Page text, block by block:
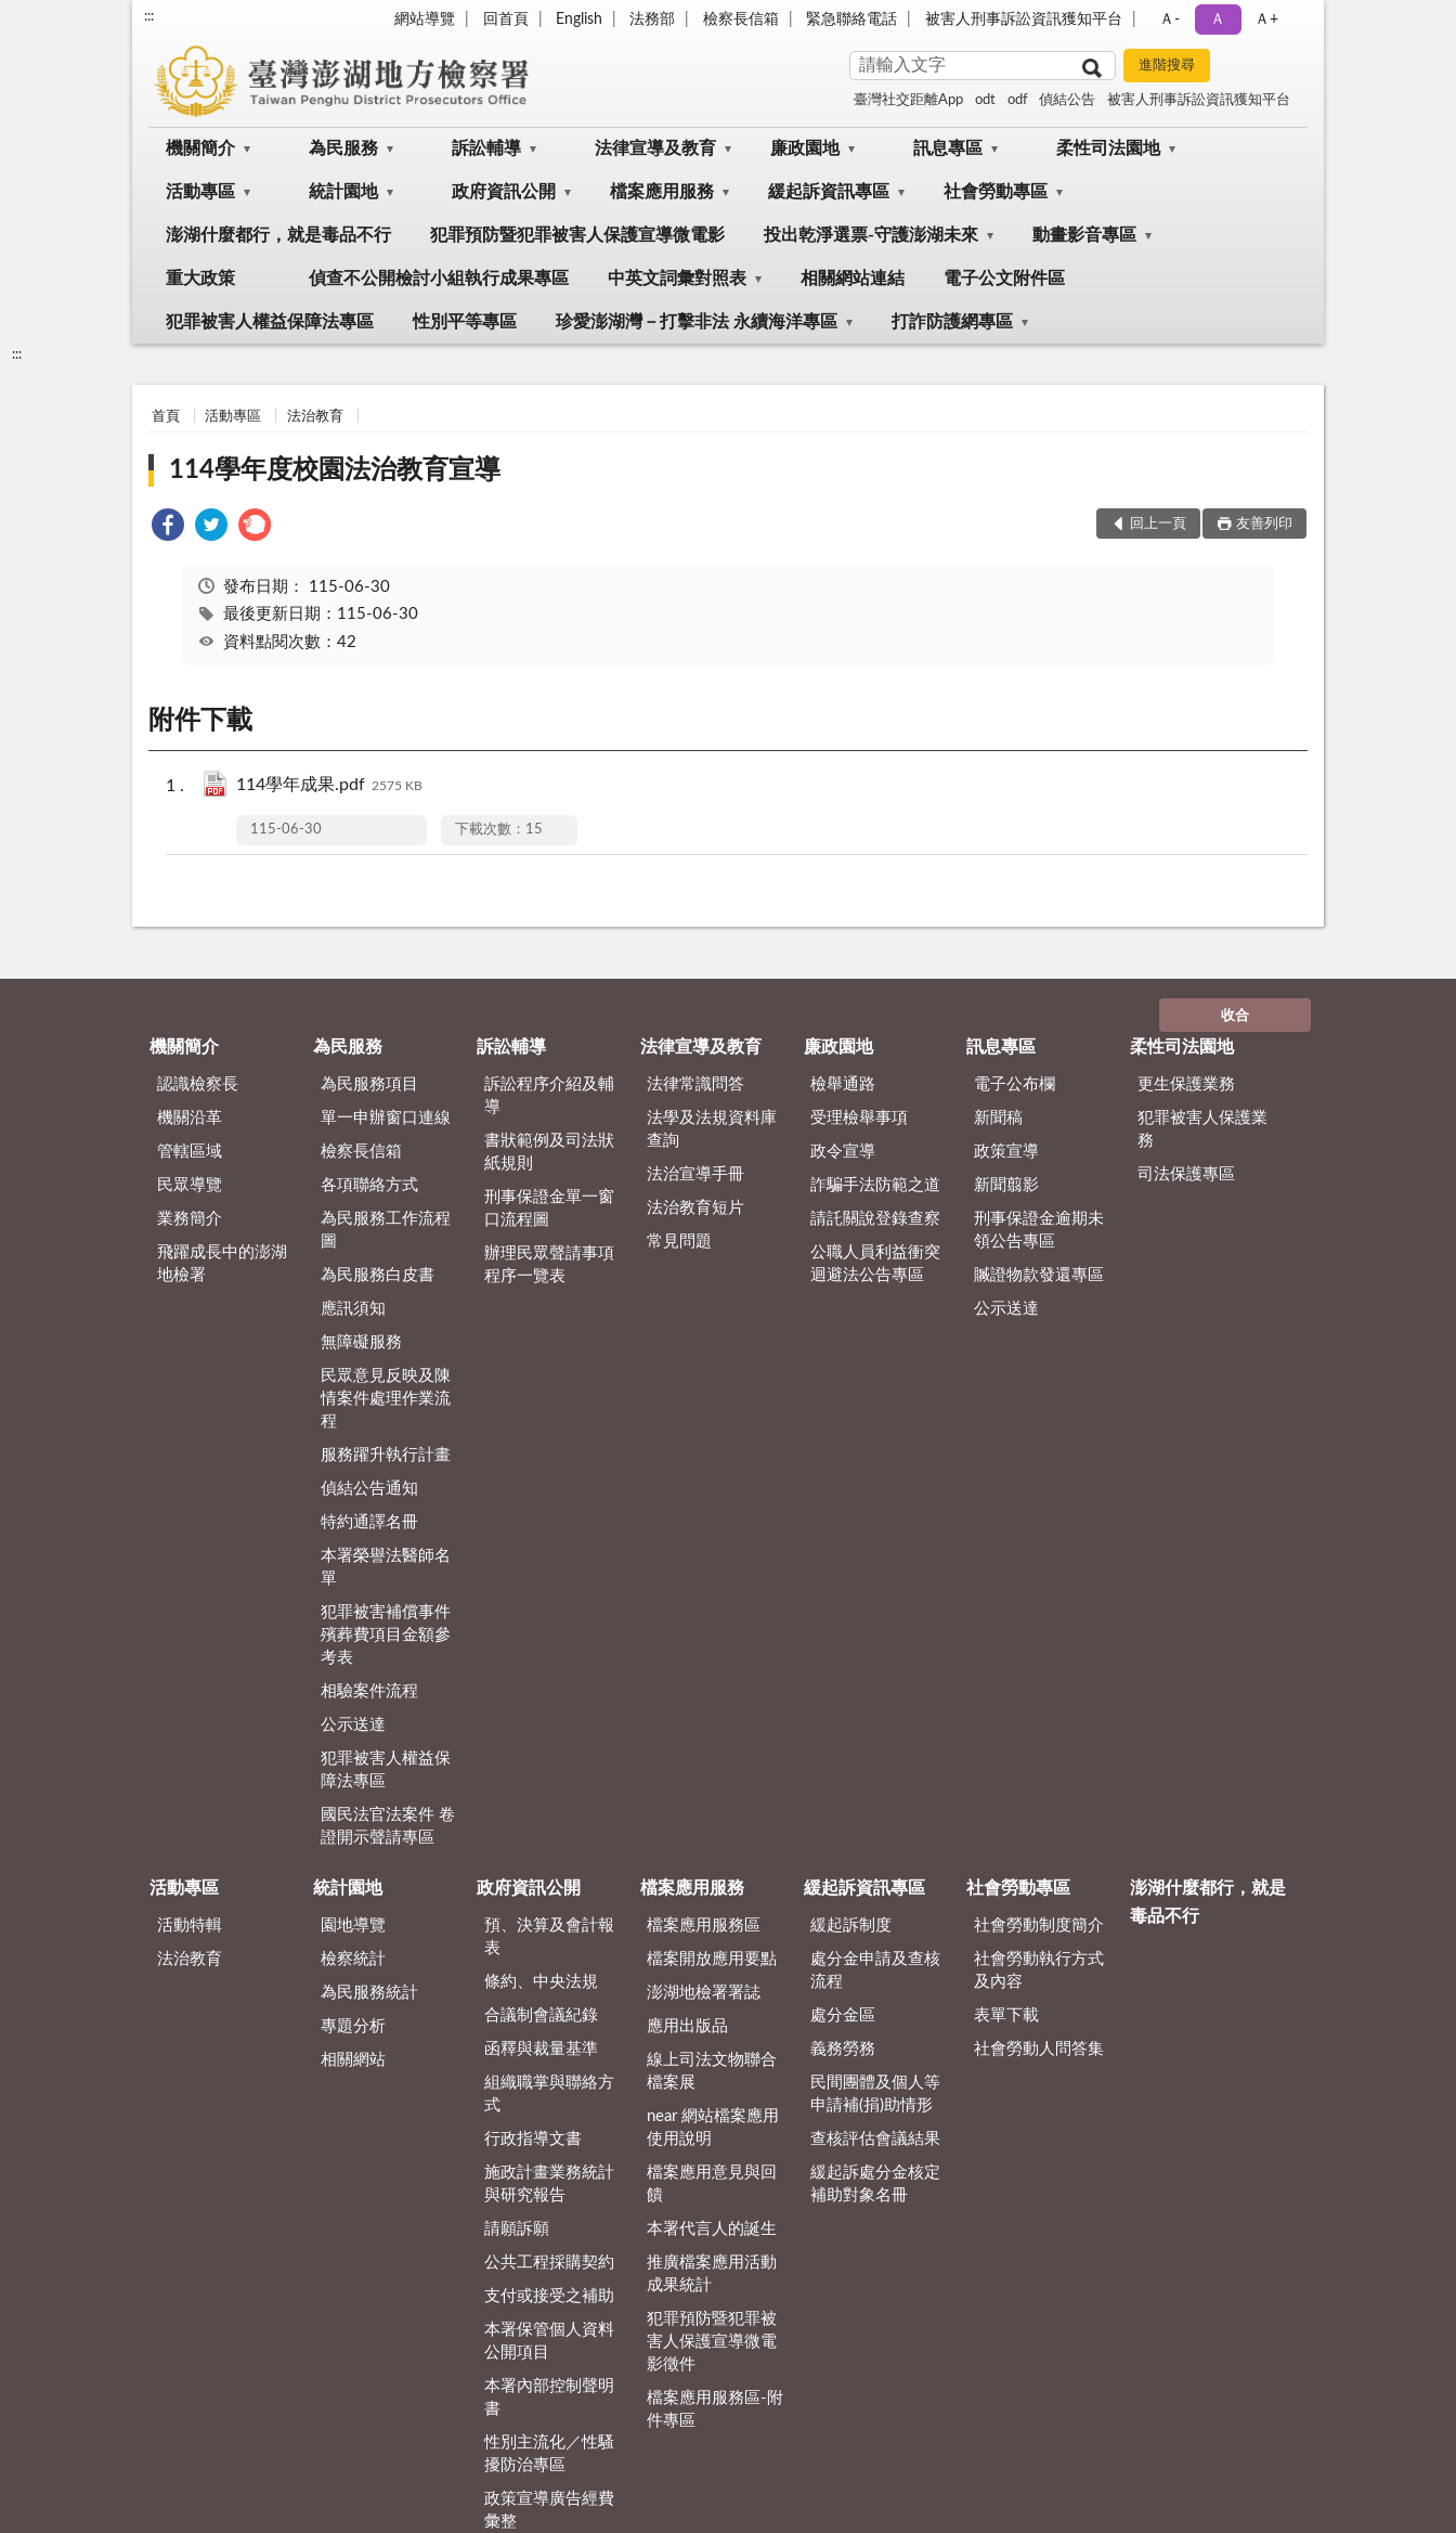
::: 網站導覽 回首頁 English 法務部 檢察長信箱 緊急聯絡電話 被害人刑事訴訟資訊獲知平台 Ａ- Ａ Ａ+
臺灣社交距離App odt odf 偵結公告 被害人刑事訴訟資訊獲知平台
機關簡介 為民服務 訴訟輔導 法律宣導及教育 廉政園地 訊息專區 柔性司法園地
活動專區 統計園地 政府資訊公開 檔案應用服務 緩起訴資訊專區 社會勞動專區
澎湖什麼都行，就是毒品不行 犯罪預防暨犯罪被害人保護宣導微電影 投出乾淨選票-守護澎湖未來 動畫影音專區
重大政策 偵查不公開檢討小組執行成果專區 中英文詞彙對照表 相關網站連結 電子公文附件區
犯罪被害人權益保障法專區 性別平等專區 珍愛澎湖灣－打擊非法 永續海洋專區 打詐防護網專區
:::
首頁 活動專區 法治教育
114學年度校園法治教育宣導
回上一頁 友善列印
發布日期： 115-06-30
最後更新日期：115-06-30
資料點閱次數：42
附件下載
114學年成果.pdf 2575 KB
115-06-30 下載次數：15
收合
機關簡介
認識檢察長
機關沿革
管轄區域
民眾導覽
業務簡介
飛躍成長中的澎湖
地檢署
為民服務
為民服務項目
單一申辦窗口連線
檢察長信箱
各項聯絡方式
為民服務工作流程
圖
為民服務白皮書
應訊須知
無障礙服務
民眾意見反映及陳
情案件處理作業流
程
服務躍升執行計畫
偵結公告通知
特約通譯名冊
本署榮譽法醫師名
單
犯罪被害補償事件
殯葬費項目金額參
考表
相驗案件流程
公示送達
犯罪被害人權益保
障法專區
國民法官法案件 卷
證開示聲請專區
訴訟輔導
訴訟程序介紹及輔
導
書狀範例及司法狀
紙規則
刑事保證金單一窗
口流程圖
辦理民眾聲請事項
程序一覽表
法律宣導及教育
法律常識問答
法學及法規資料庫
查詢
法治宣導手冊
法治教育短片
常見問題
廉政園地
檢舉通路
受理檢舉事項
政令宣導
詐騙手法防範之道
請託關說登錄查察
公職人員利益衝突
迴避法公告專區
訊息專區
電子公布欄
新聞稿
政策宣導
新聞翦影
刑事保證金逾期未
領公告專區
贓證物款發還專區
公示送達
柔性司法園地
更生保護業務
犯罪被害人保護業
務
司法保護專區
活動專區
活動特輯
法治教育
統計園地
園地導覽
檢察統計
為民服務統計
專題分析
相關網站
政府資訊公開
預、決算及會計報
表
條約、中央法規
合議制會議紀錄
函釋與裁量基準
組織職掌與聯絡方
式
行政指導文書
施政計畫業務統計
與研究報告
請願訴願
公共工程採購契約
支付或接受之補助
本署保管個人資料
公開項目
本署內部控制聲明
書
性別主流化／性騷
擾防治專區
政策宣導廣告經費
彙整
檔案應用服務
檔案應用服務區
檔案開放應用要點
澎湖地檢署署誌
應用出版品
線上司法文物聯合
檔案展
near 網站檔案應用
使用說明
檔案應用意見與回
饋
本署代言人的誕生
推廣檔案應用活動
成果統計
犯罪預防暨犯罪被
害人保護宣導微電
影徵件
檔案應用服務區-附
件專區
緩起訴資訊專區
緩起訴制度
處分金申請及查核
流程
處分金區
義務勞務
民間團體及個人等
申請補(捐)助情形
查核評估會議結果
緩起訴處分金核定
補助對象名冊
社會勞動專區
社會勞動制度簡介
社會勞動執行方式
及內容
表單下載
社會勞動人問答集
澎湖什麼都行，就是
毒品不行